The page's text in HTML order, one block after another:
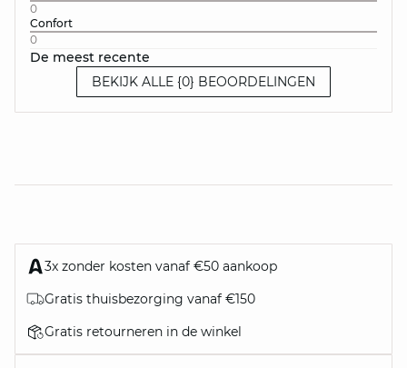
0
Confort
0
De meest recente
BEKIJK ALLE {0} BEOORDELINGEN
3x zonder kosten vanaf €50 aankoop
Gratis thuisbezorging vanaf €150
Gratis retourneren in de winkel